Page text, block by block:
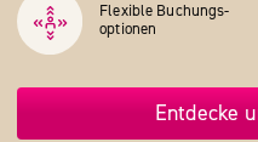
Flexible Buchungs­
optionen
Entdecke